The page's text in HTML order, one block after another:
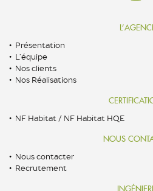
Présentation
L’équipe
Nos clients
Nos Réalisations
NF Habitat / NF Habitat HQE
NOUS
Nous contacter
Recrutement